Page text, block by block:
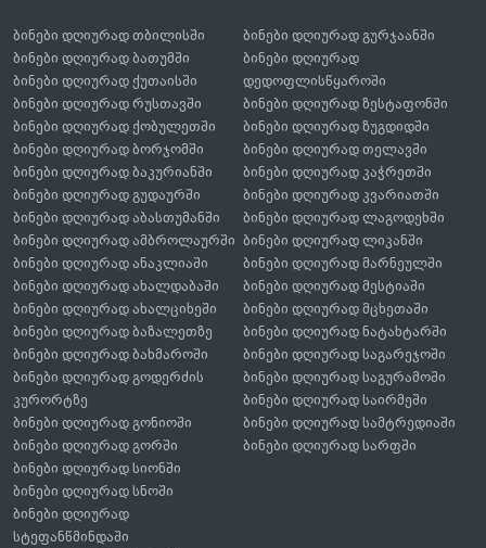
ბინები დღიურად თბილისში
ბინები დღიურად ბათუმში
ბინები დღიურად ქუთაისში
ბინები დღიურად რუსთავში
ბინები დღიურად ქობულეთში
ბინები დღიურად ბორჯომში
ბინები დღიურად ბაკურიანში
ბინები დღიურად გუდაურში
ბინები დღიურად აბასთუმანში
ბინები დღიურად ამბროლაურში
ბინები დღიურად ანაკლიაში
ბინები დღიურად ახალდაბაში
ბინები დღიურად ახალციხეში
ბინები დღიურად ბაზალეთზე
ბინები დღიურად ბახმაროში
ბინები დღიურად გოდერძის
კურორტზე
ბინები დღიურად გონიოში
ბინები დღიურად გორში
ბინები დღიურად გურჯაანში
ბინები დღიურად
დედოფლისწყაროში
ბინები დღიურად ზესტაფონში
ბინები დღიურად ზუგდიდში
ბინები დღიურად თელავში
ბინები დღიურად კაჭრეთში
ბინები დღიურად კვარიათში
ბინები დღიურად ლაგოდეხში
ბინები დღიურად ლიკანში
ბინები დღიურად მარნეულში
ბინები დღიურად მესტიაში
ბინები დღიურად მცხეთაში
ბინები დღიურად ნატახტარში
ბინები დღიურად საგარეჯოში
ბინები დღიურად საგურამოში
ბინები დღიურად საირმეში
ბინები დღიურად სამტრედიაში
ბინები დღიურად სარფში
ბინები დღიურად სიონში
ბინები დღიურად სნოში
ბინები დღიურად
სტეფანწმინდაში